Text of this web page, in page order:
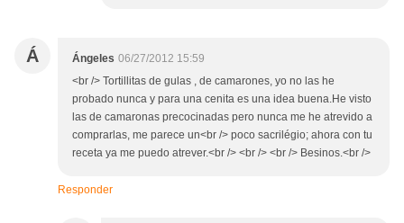
Á Ángeles 06/27/2012 15:59
<br /> Tortillitas de gulas , de camarones, yo no las he
probado nunca y para una cenita es una idea buena.He visto
las de camaronas precocinadas pero nunca me he atrevido a
comprarlas, me parece un<br /> poco sacrilégio; ahora con tu
receta ya me puedo atrever.<br /> <br /> <br /> Besinos.<br />
Responder